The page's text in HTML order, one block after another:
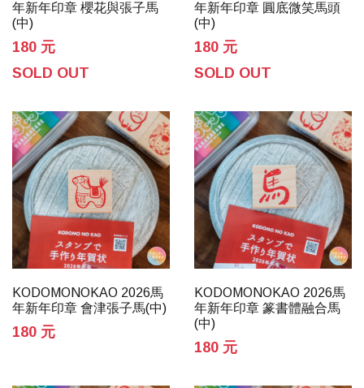
年新年印章 櫻花與張子馬
(中)
180 元
SOLD OUT
年新年印章 圓底微笑馬頭
(中)
180 元
SOLD OUT
KODOMONOKAO 2026馬
年新年印章 會津張子馬(中)
180 元
KODOMONOKAO 2026馬
年新年印章 篆書體融合馬
(中)
180 元